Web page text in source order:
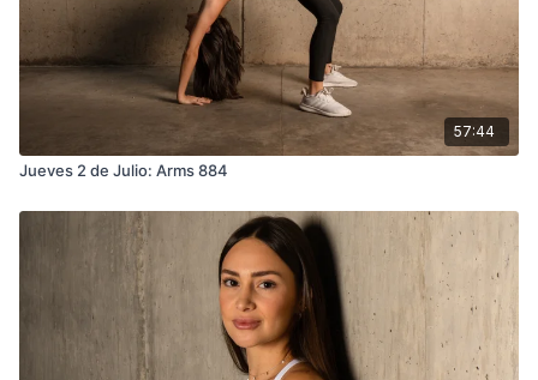
57:44
Jueves 2 de Julio: Arms 884